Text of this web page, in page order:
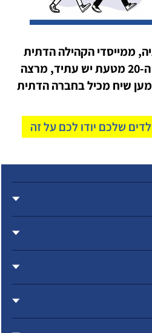
ממייסדי הקהילה הדתית
הגאה, מועמדת לכנסת ה-20 מטעת יש עתיד, מרצה
שיח מכיל בחברה הדתית
שלכם יודו לכם על זה